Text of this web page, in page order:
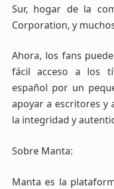
Sur, hogar de la
Corporation, y
Ahora, los fans
fácil acceso a los
español por un
apoyar a escritores y
la integridad y
Sobre Manta:
Manta es la